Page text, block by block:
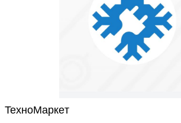
TexнoMapкeт